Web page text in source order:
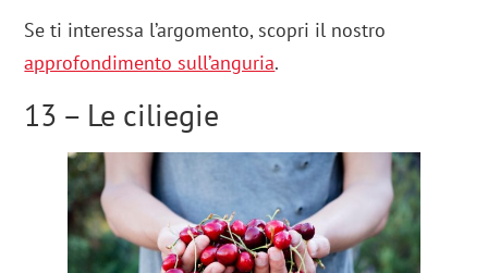
Se ti interessa l’argomento, scopri il nostro
approfondimento sull’anguria.
13 – Le ciliegie